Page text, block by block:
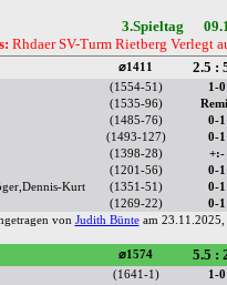
3.Spieltag
Rhdaer SV-Turm Rietberg Verlegt
⌀1411 2.5 :
(1554-51) 1-0
(1535-96)
(1485-76) 0-1
(1493-127) 0-1
(1398-28) +:-
(1201-56) 0-1
Kurt (1351-51) 0-1
(1269-22) 0-1
von Judith Bünteam 23.11.2025,
⌀1574 5.5 :
(1641-1) 1-0